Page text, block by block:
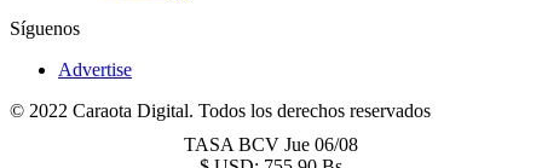
Síguenos
Advertise
© 2022 Caraota Digital. Todos los derechos reservados
TASA BCV Jue 06/08